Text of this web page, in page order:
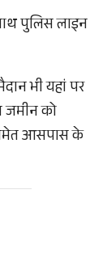
पुलिस लाइन
भी यहां पर
जमीन को
आसपास के